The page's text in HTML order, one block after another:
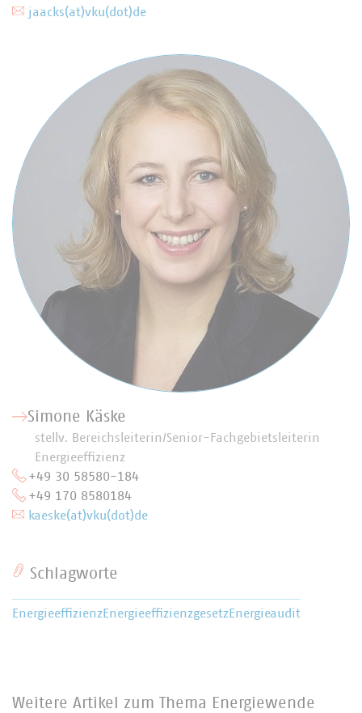
jaacks(at)vku(dot)de
Simone Käske
stellv. Bereichsleiterin/Senior-Fachgebietsleiterin
Energieeffizienz
+49 30 58580-184
+49 170 8580184
kaeske(at)vku(dot)de
Schlagworte
EnergieeffizienzEnergieeffizienzgesetzEnergieaudit
Weitere Artikel zum Thema Energiewende